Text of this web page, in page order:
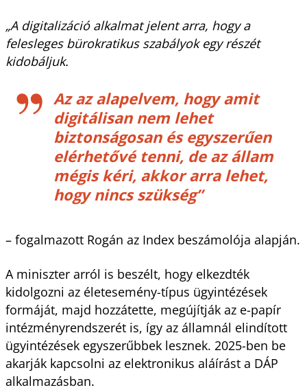
„A digitalizáció alkalmat jelent arra, hogy a
felesleges bürokratikus szabályok egy részét
kidobáljuk.
Az az alapelvem, hogy amit
digitálisan nem lehet
biztonságosan és egyszerűen
elérhetővé tenni, de az állam
mégis kéri, akkor arra lehet,
hogy nincs szükség”
– fogalmazott Rogán az Index beszámolója alapján.
A miniszter arról is beszélt, hogy elkezdték
kidolgozni az életesemény-típus ügyintézések
formáját, majd hozzátette, megújítják az e-papír
intézményrendszerét is, így az államnál elindított
ügyintézések egyszerűbbek lesznek. 2025-ben be
akarják kapcsolni az elektronikus aláírást a DÁP
alkalmazásban.